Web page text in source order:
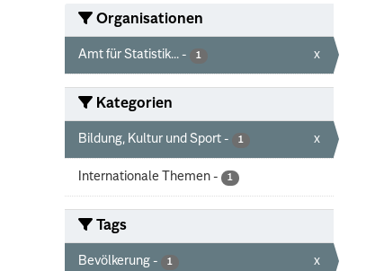
Organisationen
Amt für Statistik... - 1 x
Kategorien
Bildung, Kultur und Sport - 1 x
Internationale Themen - 1
Tags
Bevölkerung - 1 x